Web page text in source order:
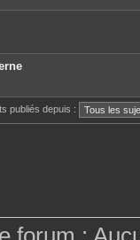
publiés depuis :